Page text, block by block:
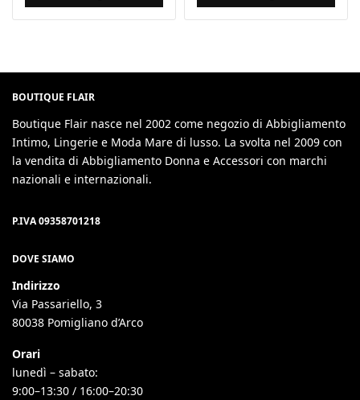
79,20 €. 59,40 €.
BOUTIQUE FLAIR
Boutique Flair nasce nel 2002 come negozio di Abbigliamento
Intimo, Lingerie e Moda Mare di lusso. La svolta nel 2009 con
la vendita di Abbigliamento Donna e Accessori con marchi
nazionali e internazionali.
P.IVA 09358701218
DOVE SIAMO
Indirizzo
Via Passariello, 3
80038 Pomigliano d’Arco
Orari
lunedì – sabato:
9:00–13:30 / 16:00–20:30